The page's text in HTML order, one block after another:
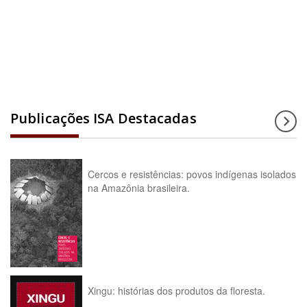
Publicações ISA Destacadas
Cercos e resistências: povos indígenas isolados
na Amazônia brasileira.
Xingu: histórias dos produtos da floresta.